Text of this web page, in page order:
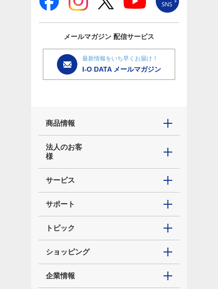
メールマガジン 配信サービス
最新情報をいち早くお届け！
I-O DATA メールマガジン
商品情報
法人のお客
様
サービス
サポート
トピック
ショッピング
企業情報